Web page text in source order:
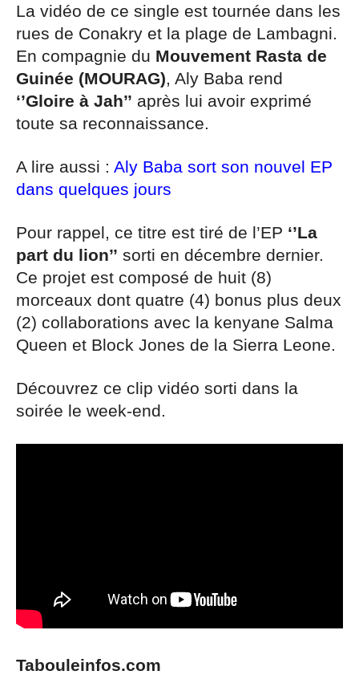
La vidéo de ce single est tournée dans les
rues de Conakry et la plage de Lambagni.
En compagnie du Mouvement Rasta de
Guinée (MOURAG), Aly Baba rend
‘’Gloire à Jah’’ après lui avoir exprimé
toute sa reconnaissance.
A lire aussi : Aly Baba sort son nouvel EP
dans quelques jours
Pour rappel, ce titre est tiré de l’EP ‘’La
part du lion’’ sorti en décembre dernier.
Ce projet est composé de huit (8)
morceaux dont quatre (4) bonus plus deux
(2) collaborations avec la kenyane Salma
Queen et Block Jones de la Sierra Leone.
Découvrez ce clip vidéo sorti dans la
soirée le week-end.
Tabouleinfos.com